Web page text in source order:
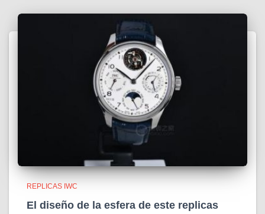
REPLICAS IWC
El diseño de la esfera de este replicas